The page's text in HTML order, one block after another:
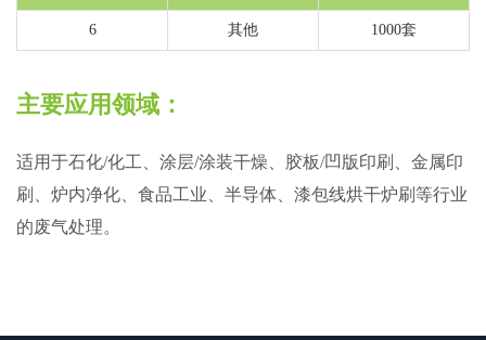
6 其他 1000套
主要应用领域：
适用于石化/化工、涂层/涂装干燥、胶板/凹版印刷、金属印
刷、炉内净化、食品工业、半导体、漆包线烘干炉刷等行业
的废气处理。